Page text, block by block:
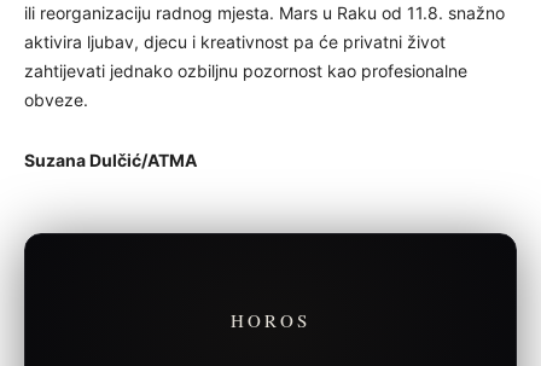
ili reorganizaciju radnog mjesta. Mars u Raku od 11.8. snažno
aktivira ljubav, djecu i kreativnost pa će privatni život
zahtijevati jednako ozbiljnu pozornost kao profesionalne
obveze.
Suzana Dulčić/ATMA
HOROS